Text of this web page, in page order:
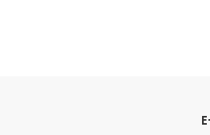
Ürün resmi kalitesiz, bozuk veya